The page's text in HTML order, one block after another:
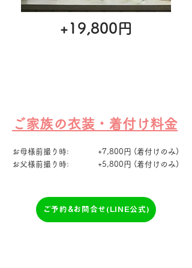
+19,800円
ご家族の衣装・着付け料金
お母様前撮り時: +7,800円 (着付けのみ)
お父様前撮り時: +5,800円 (着付けのみ)
ご予約&お問合せ(LINE公式)